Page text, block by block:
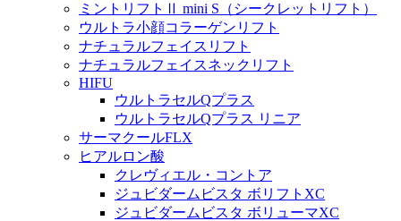
ミントリフトⅡ mini S（シークレットリフト）
ウルトラ小顔コラーゲンリフト
ナチュラルフェイスリフト
ナチュラルフェイスネックリフト
HIFU
ウルトラセルQプラス
ウルトラセルQプラス リニア
サーマクールFLX
ヒアルロン酸
クレヴィエル・コントア
ジュビダームビスタ ボリフトXC
ジュビダームビスタ ボリューマXC